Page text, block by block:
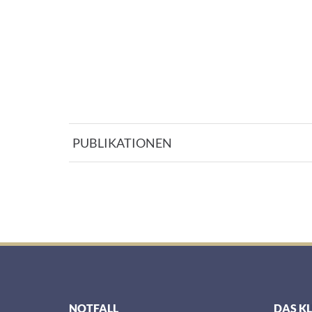
PUBLIKATIONEN
NOTFALL DAS